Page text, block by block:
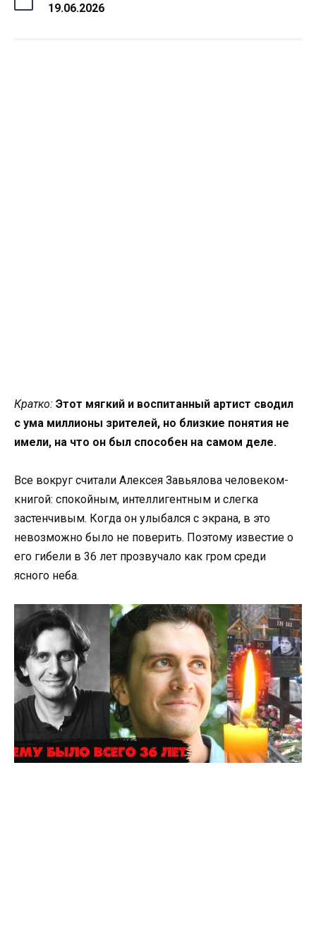
19.06.2026
Кратко: Этот мягкий и воспитанный артист сводил
с ума миллионы зрителей, но близкие понятия не
имели, на что он был способен на самом деле.
Все вокруг считали Алексея Завьялова человеком-
книгой: спокойным, интеллигентным и слегка
застенчивым. Когда он улыбался с экрана, в это
невозможно было не поверить. Поэтому известие о
его гибели в 36 лет прозвучало как гром среди
ясного неба.